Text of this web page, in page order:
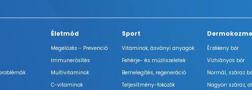
Életmód
Megelőzés - Prevenció
Immunerősítés
Multivitaminok
C-vitaminok
Sport
Vitaminok, ásványi anyagok
Fehérje- és műzliszeletek
Bemelegítés, regeneráció
Teljesítmény-fokozók
Érzékeny bőr
Vízhiányos bőr
Normál, száraz
Nagyon száraz,